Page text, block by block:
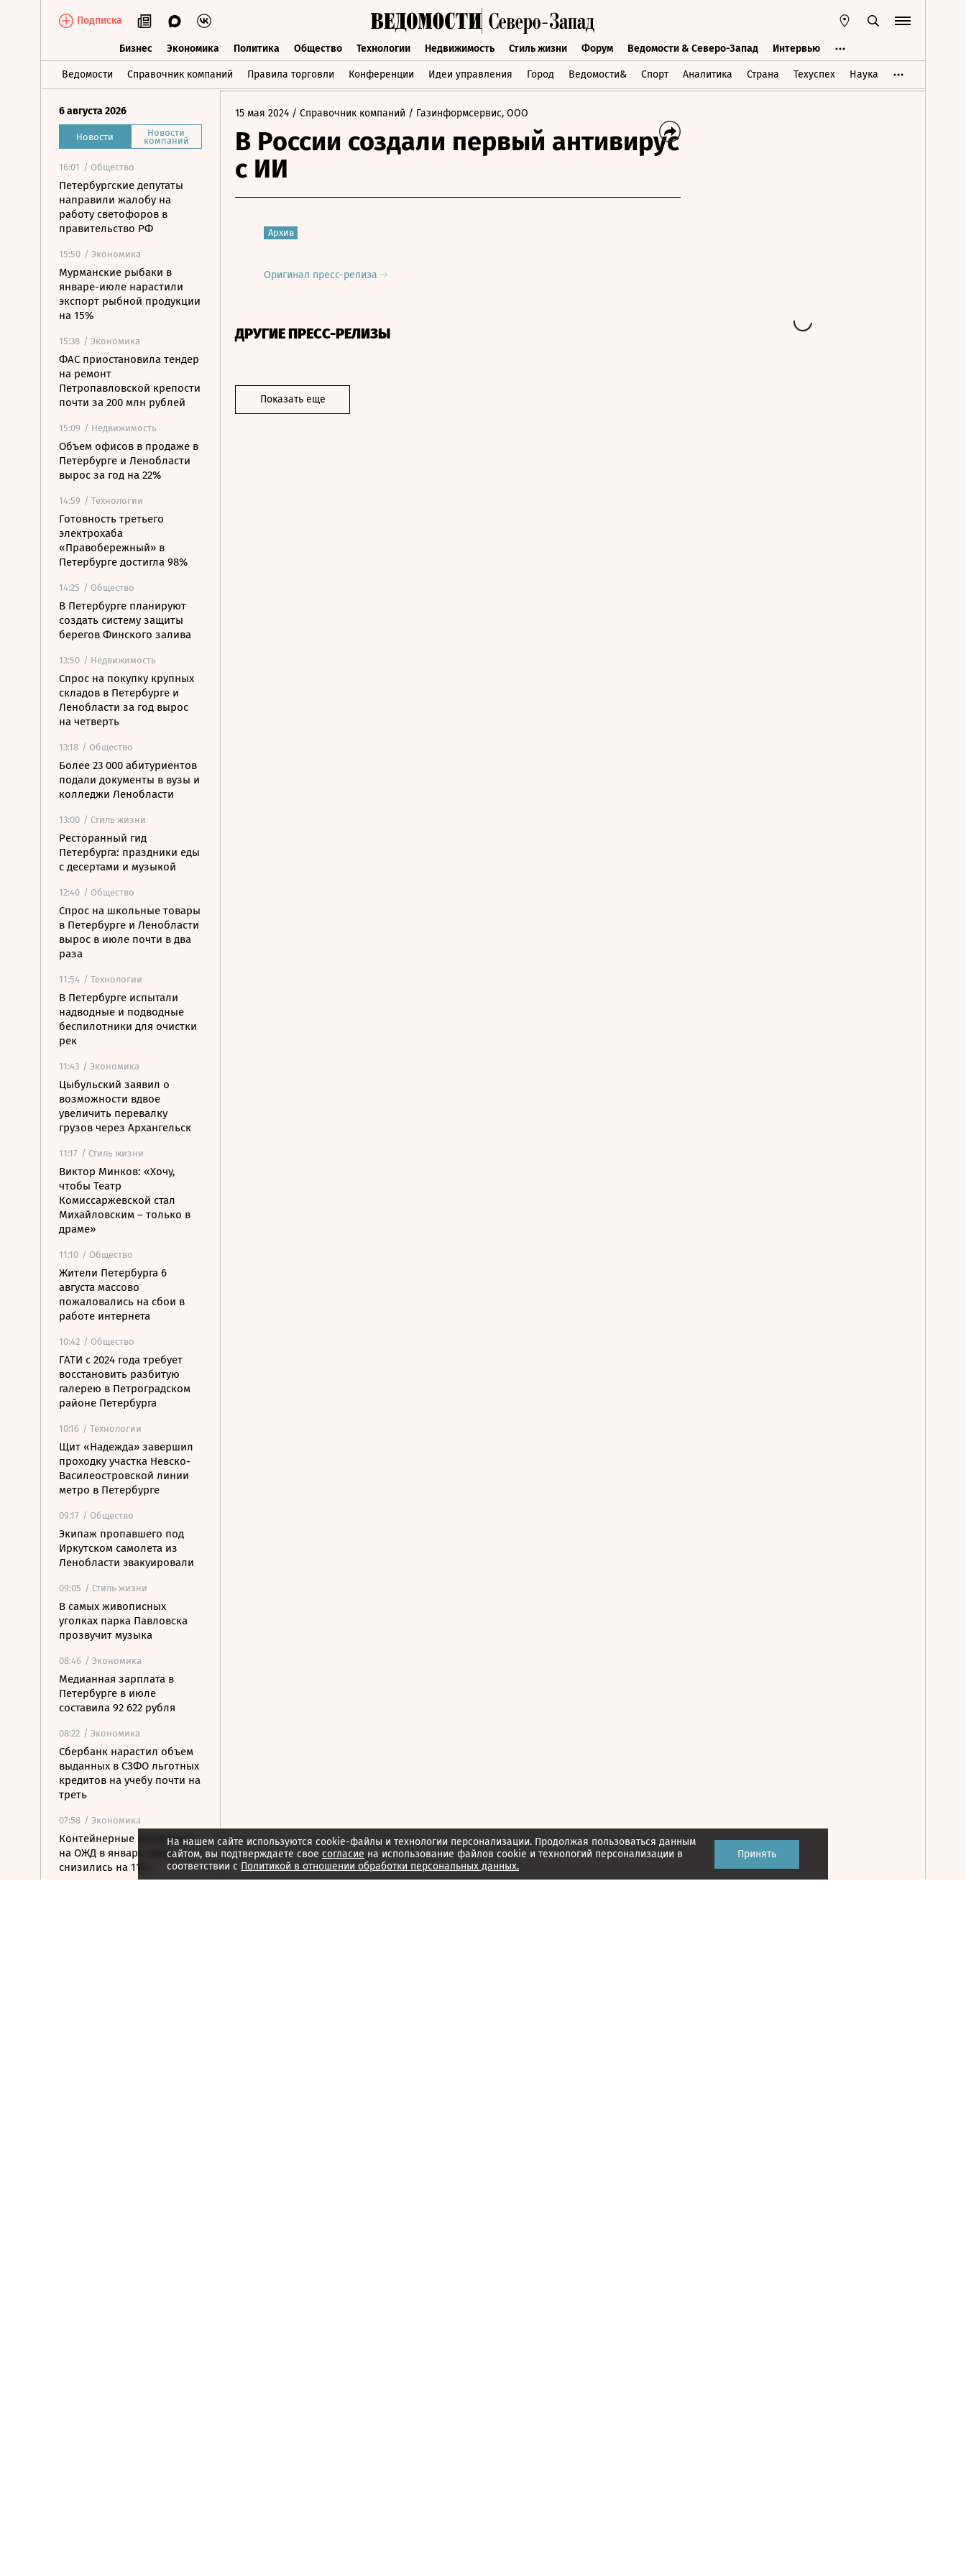
Подписка
Бизнес Экономика Политика Общество Технологии Недвижимость Стиль жизни Форум Ведомости & Северо-Запад Интервью
Ведомости Справочник компаний Правила торговли Конференции Идеи управления Город Ведомости& Спорт Аналитика Страна Техуспех Наука
Бизнес Экономика Политика Общество Технологии Недвижимость Стиль жизни Форум Ведомости & Северо-Запад Интервью
6 августа 2026
Новости Новости
компаний
16:01 / Общество
Петербургские депутаты
направили жалобу на
работу светофоров в
правительство РФ
15:50 / Экономика
Мурманские рыбаки в
январе-июле нарастили
экспорт рыбной продукции
на 15%
15:38 / Экономика
ФАС приостановила тендер
на ремонт
Петропавловской крепости
почти за 200 млн рублей
15:09 / Недвижимость
Объем офисов в продаже в
Петербурге и Ленобласти
вырос за год на 22%
14:59 / Технологии
Готовность третьего
электрохаба
«Правобережный» в
Петербурге достигла 98%
14:25 / Общество
В Петербурге планируют
создать систему защиты
берегов Финского залива
13:50 / Недвижимость
Спрос на покупку крупных
складов в Петербурге и
Ленобласти за год вырос
на четверть
13:18 / Общество
Более 23 000 абитуриентов
подали документы в вузы и
колледжи Ленобласти
13:00 / Стиль жизни
Ресторанный гид
Петербурга: праздники еды
с десертами и музыкой
12:40 / Общество
Спрос на школьные товары
в Петербурге и Ленобласти
вырос в июле почти в два
раза
11:54 / Технологии
В Петербурге испытали
надводные и подводные
беспилотники для очистки
рек
11:43 / Экономика
Цыбульский заявил о
возможности вдвое
увеличить перевалку
грузов через Архангельск
11:17 / Стиль жизни
Виктор Минков: «Хочу,
чтобы Театр
Комиссаржевской стал
Михайловским – только в
драме»
11:10 / Общество
Жители Петербурга 6
августа массово
пожаловались на сбои в
работе интернета
10:42 / Общество
ГАТИ с 2024 года требует
восстановить разбитую
галерею в Петроградском
районе Петербурга
10:16 / Технологии
Щит «Надежда» завершил
проходку участка Невско-
Василеостровской линии
метро в Петербурге
09:17 / Общество
Экипаж пропавшего под
Иркутском самолета из
Ленобласти эвакуировали
09:05 / Стиль жизни
В самых живописных
уголках парка Павловска
прозвучит музыка
08:46 / Экономика
Медианная зарплата в
Петербурге в июле
составила 92 622 рубля
08:22 / Экономика
Сбербанк нарастил объем
выданных в СЗФО льготных
кредитов на учебу почти на
треть
07:58 / Экономика
Контейнерные перевозки
на ОЖД в январе-июле
снизились на 11%
15 мая 2024 / Справочник компаний / Газинформсервис, ООО
В России создали первый антивирус
с ИИ
Архив
Оригинал пресс-релиза
ДРУГИЕ ПРЕСС-РЕЛИЗЫ
Показать еще
На нашем сайте используются cookie-файлы и технологии персонализации. Продолжая пользоваться данным
сайтом, вы подтверждаете свое согласие на использование файлов cookie и технологий персонализации в
соответствии с Политикой в отношении обработки персональных данных.
Принять